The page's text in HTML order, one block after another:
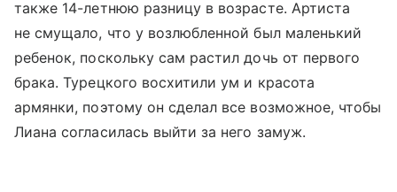
также 14-летнюю разницу в возрасте. Артиста
не смущало, что у возлюбленной был маленький
ребенок, поскольку сам растил дочь от первого
брака. Турецкого восхитили ум и красота
армянки, поэтому он сделал все возможное, чтобы
Лиана согласилась выйти за него замуж.